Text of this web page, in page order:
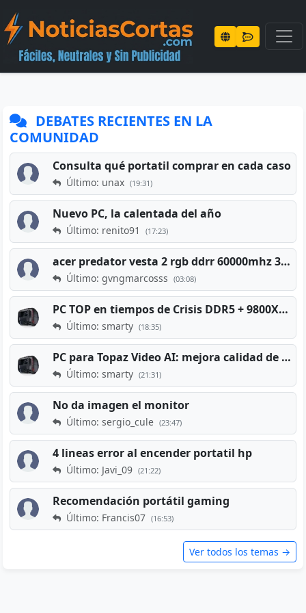
DEBATES RECIENTES EN LA
COMUNIDAD
Consulta qué portatil comprar en cada caso
Último: unax (19:31)
Nuevo PC, la calentada del año
Último: renito91 (17:23)
acer predator vesta 2 rgb ddrr 60000mhz 32gb x2 16gb
Último: gvngmarcosss (03:08)
PC TOP en tiempos de Crisis DDR5 + 9800X3D + RTX 5080 [2026][2400€]
Último: smarty (18:35)
PC para Topaz Video AI: mejora calidad de vídeos viejos
Último: smarty (21:31)
No da imagen el monitor
Último: sergio_cule (23:47)
4 lineas error al encender portatil hp
Último: Javi_09 (21:22)
Recomendación portátil gaming
Último: Francis07 (16:53)
Ver todos los temas →